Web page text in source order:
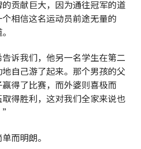
贡献巨大，因为通往冠军的道
相信这名运动员前途无量的
诉我们，他另一名学生在第二
自己游了起来。那个男孩的父
得了比赛，而外婆则喜极而
得胜利，这对我们全家来说也
而明朗。